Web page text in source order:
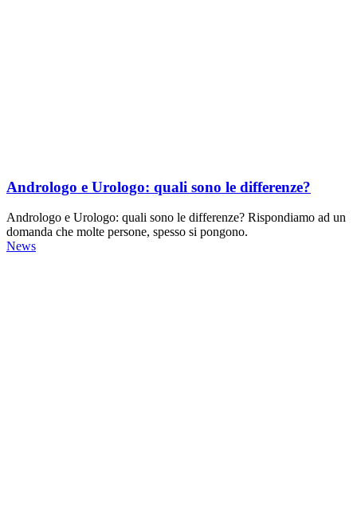
Andrologo e Urologo: quali sono le differenze?
Andrologo e Urologo: quali sono le differenze? Rispondiamo ad un
domanda che molte persone, spesso si pongono.
News